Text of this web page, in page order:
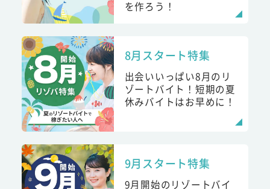
を作ろう！
8月スタート特集
出会いいっぱい8月のリ
ゾートバイト！短期の夏
休みバイトはお早めに！
9月スタート特集
9月開始のリゾートバイ